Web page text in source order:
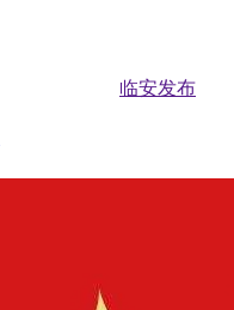
临安发布